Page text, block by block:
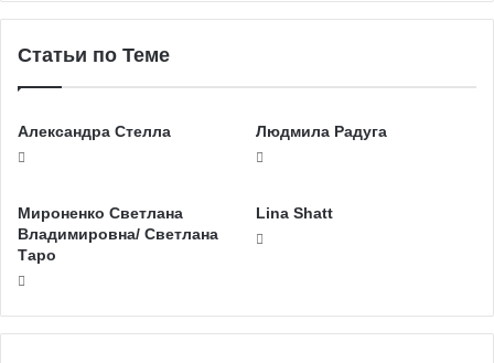
Статьи по Теме
Александра Стелла Людмила Радуга
Мироненко Светлана
Владимировна/ Светлана
Таро
Lina Shatt